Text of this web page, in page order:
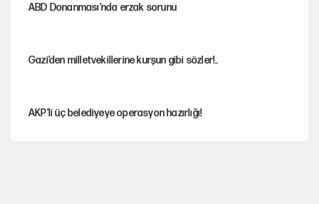
ABD Donanması’nda erzak sorunu
Gazi’den milletvekillerine kurşun gibi sözler!..
AKP’li üç belediyeye operasyon hazırlığı!